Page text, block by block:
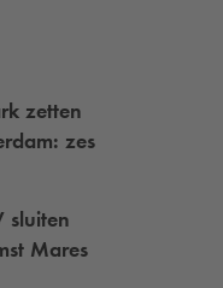
zetten
zes
sluiten
Mares